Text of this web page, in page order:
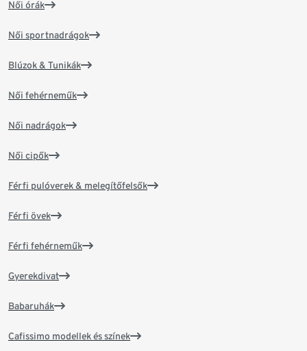
Női órák
Női sportnadrágok
Blúzok & Tunikák
Női fehérneműk
Női nadrágok
Női cipők
Férfi pulóverek & melegítőfelsők
Férfi övek
Férfi fehérneműk
Gyerekdivat
Babaruhák
Cafissimo modellek és színek